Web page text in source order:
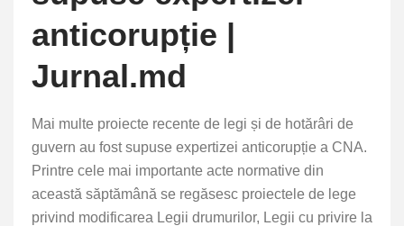
anticorupție |
Jurnal.md
Mai multe proiecte recente de legi și de hotărâri de
guvern au fost supuse expertizei anticorupție a CNA.
Printre cele mai importante acte normative din
această săptămână se regăsesc proiectele de lege
privind modificarea Legii drumurilor, Legii cu privire la